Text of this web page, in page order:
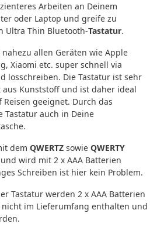
Arbeiten an Deinem
oder Laptop und greife zu
Ultra Thin Bluetooth-Tastatur.
allen Geräten wie Apple
Xiaomi etc. super schnell via
losschreiben. Die Tastatur ist sehr
Kunststoff und ist daher ideal
geeignet. Durch das
Tastatur auch in Deine
dem QWERTZ sowie QWERTY
wird mit 2 x AAA Batterien
Schreiben ist hier kein Problem.
Tastatur werden 2 x AAA Batterien
im Lieferumfang enthalten und